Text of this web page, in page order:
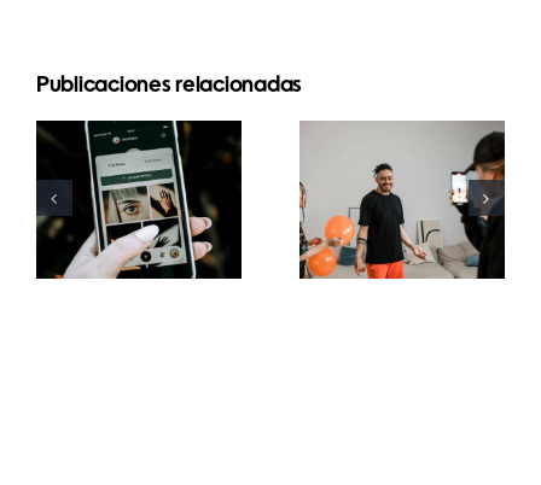
Publicaciones relacionadas
Mejores
prácticas
para usar
filtros de
realidad
aumentada
preguntas
más
buscadas
sobre las
redes